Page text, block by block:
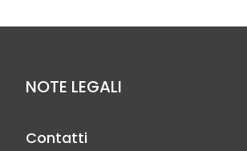
NOTE LEGALI
Contatti